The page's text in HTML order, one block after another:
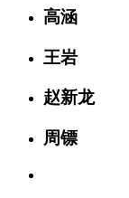
高涵
王岩
赵新龙
周镖